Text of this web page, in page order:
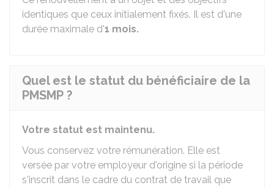
identiques que ceux initialement fixés. Il est d'une
durée maximale d'1 mois.
Quel est le statut du bénéficiaire de la
PMSMP ?
Votre statut est maintenu.
Vous conservez votre rémunération. Elle est
versée par votre employeur d'origine si la période
s'inscrit dans le cadre du contrat de travail que